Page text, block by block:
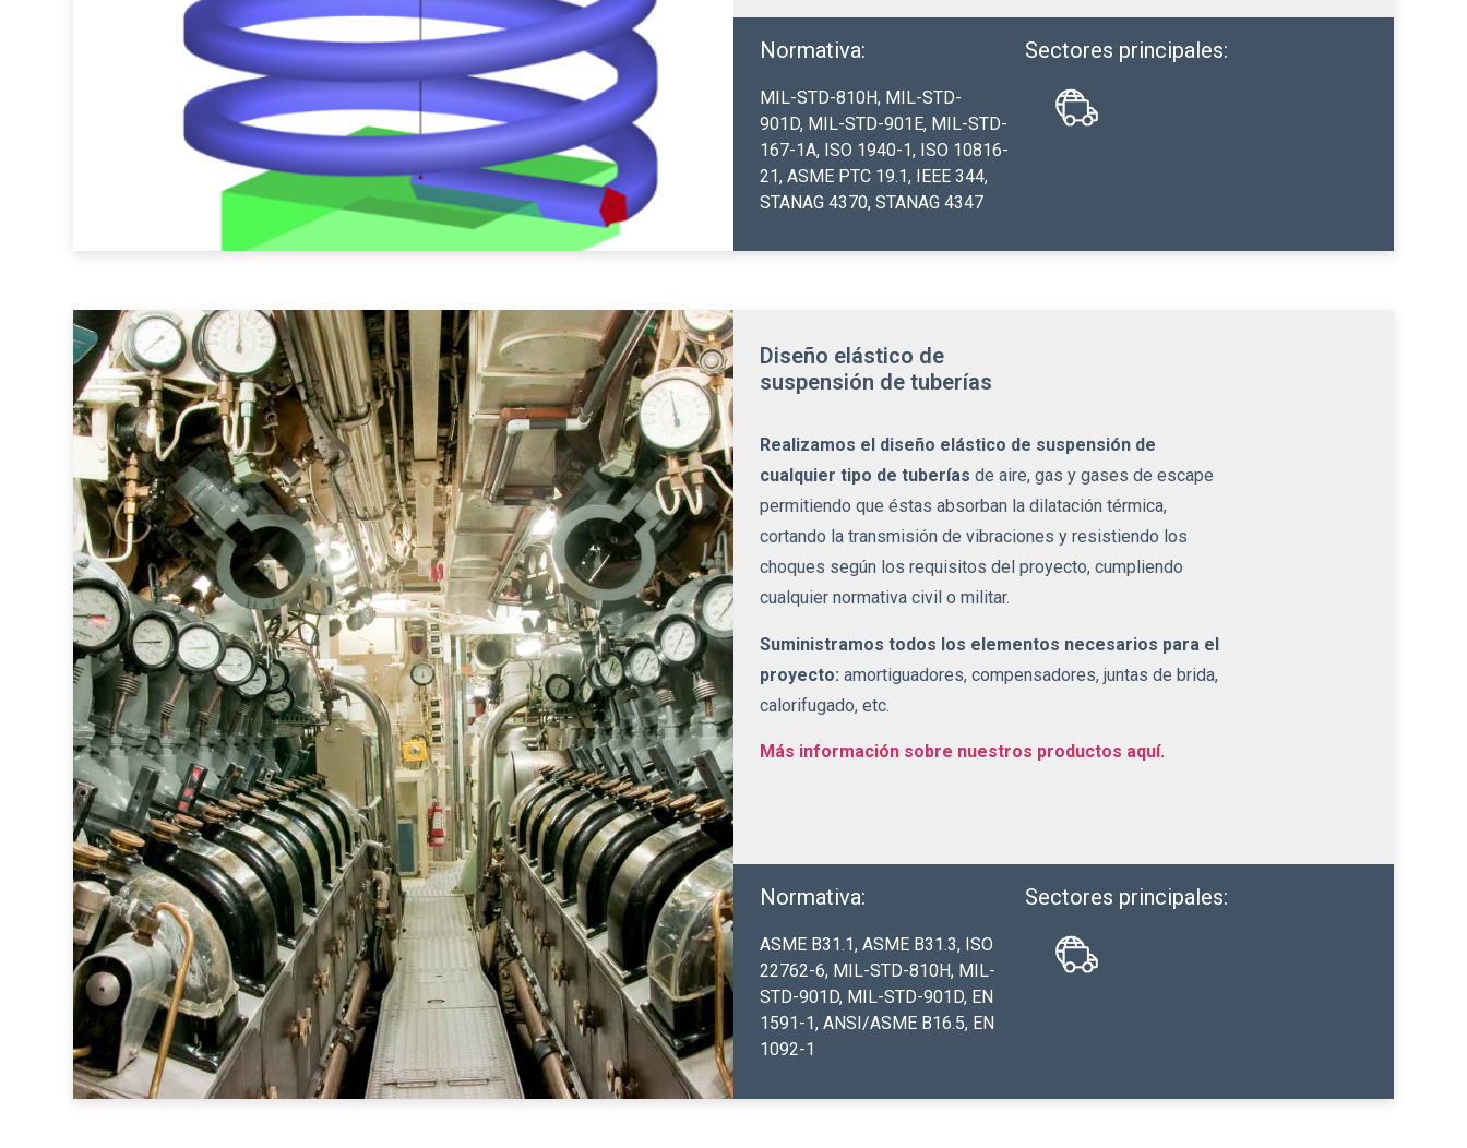
Normativa:
MIL-STD-810H, MIL-STD-
901D, MIL-STD-901E, MIL-STD-
167-1A, ISO 1940-1, ISO 10816-
21,ASME PTC 19.1, IEEE 344,
STANAG 4370,STANAG 4347
Sectores principales:
Diseño elástico de
suspensión de tuberías
Realizamos el diseño elástico de suspensión de
cualquier tipo de tuberías de aire, gas y gases de escape
permitiendo que éstas absorban la dilatación térmica,
cortando la transmisión de vibraciones y resistiendo los
choques según los requisitos del proyecto, cumpliendo
cualquier normativa civil o militar.
Suministramos todos los elementos necesarios para el
proyecto: amortiguadores, compensadores, juntas de brida,
calorifugado, etc.
Más información sobre nuestros productos aquí.
Normativa:
ASME B31.1,ASME B31.3, ISO
22762-6, MIL-STD-810H, MIL-
STD-901D, MIL-STD-901D, EN
1591-1,ANSI/ASME B16.5, EN
1092-1
Sectores principales: